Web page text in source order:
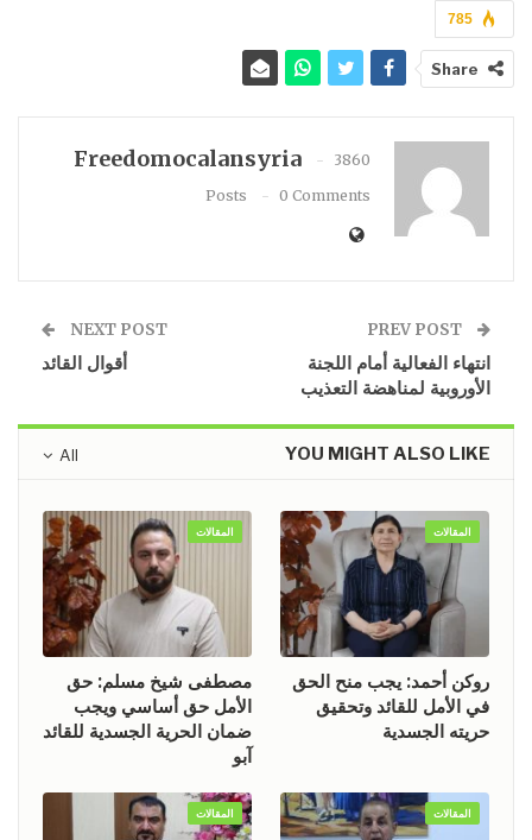
785
Share
Freedomocalansyria
3860
Posts
0 Comments
انتهاء الفعالية أمام اللجنة
الأوروبية لمناهضة التعذيب
NEXT POST
أقوال القائد
All YOU MIGHT ALSO LIKE
المقالات
روكن أحمد: يجب منح الحق
في الأمل للقائد وتحقيق
حريته الجسدية
المقالات
مصطفى شيخ مسلم: حق
الأمل حق أساسي ويجب
ضمان الحرية الجسدية للقائد
آبو
المقالات المقالات